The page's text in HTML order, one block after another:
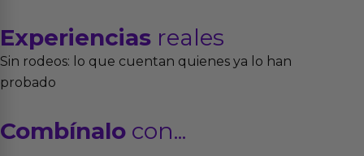
Experiencias reales
Sin rodeos: lo que cuentan quienes ya lo han
probado
Combínalo con...